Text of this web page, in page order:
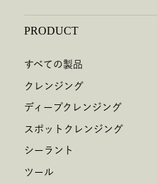
PRODUCT
すべての製品
クレンジング
ディープクレンジング
スポットクレンジング
シーラント
ツール